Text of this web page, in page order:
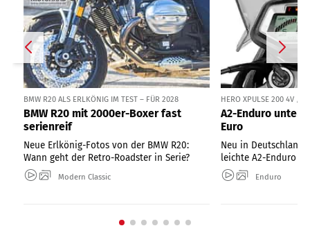
BMW R20 ALS ERLKÖNIG IM TEST – FÜR 2028
BMW R20 mit 2000er-Boxer fast
serienreif
Neue Erlkönig-Fotos von der BMW R20:
Wann geht der Retro-Roadster in Serie?
Modern Classic
HERO XPULSE 200 4V /
A2-Enduro unter
Euro
Neu in Deutschland:
leichte A2-Enduro
Enduro